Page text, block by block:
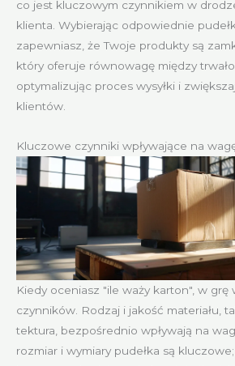
co jest kluczowym czynnikiem w
klienta. Wybierając odpowiednie
zapewniasz, że Twoje produkty są
który oferuje równowagę między
optymalizując proces wysyłki i
klientów.
Kluczowe czynniki wpływające na
Kiedy oceniasz "ile waży karton", w grę
czynników. Rodzaj i jakość materiału,
tektura, bezpośrednio wpływają na
rozmiar i wymiary pudełka są kluczowe;